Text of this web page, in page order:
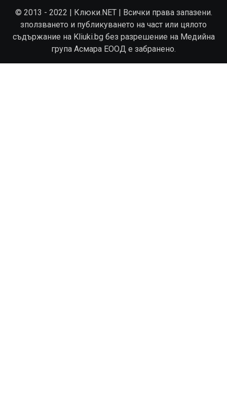
© 2013 - 2022 | Клюки.NET | Всички права запазени.
зползването и публикуването на част или цялото
съдържание на Kliuki.bg без разрешение на Медийна
група Асмара ЕООД е забранено.